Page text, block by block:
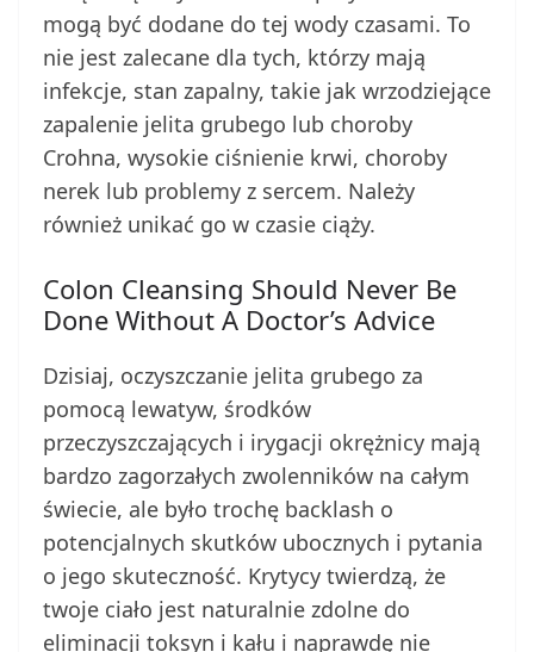
mogą być dodane do tej wody czasami. To
nie jest zalecane dla tych, którzy mają
infekcje, stan zapalny, takie jak wrzodziejące
zapalenie jelita grubego lub choroby
Crohna, wysokie ciśnienie krwi, choroby
nerek lub problemy z sercem. Należy
również unikać go w czasie ciąży.
Colon Cleansing Should Never Be
Done Without A Doctor’s Advice
Dzisiaj, oczyszczanie jelita grubego za
pomocą lewatyw, środków
przeczyszczających i irygacji okrężnicy mają
bardzo zagorzałych zwolenników na całym
świecie, ale było trochę backlash o
potencjalnych skutków ubocznych i pytania
o jego skuteczność. Krytycy twierdzą, że
twoje ciało jest naturalnie zdolne do
eliminacji toksyn i kału i naprawdę nie